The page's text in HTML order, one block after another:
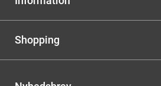
Shopping